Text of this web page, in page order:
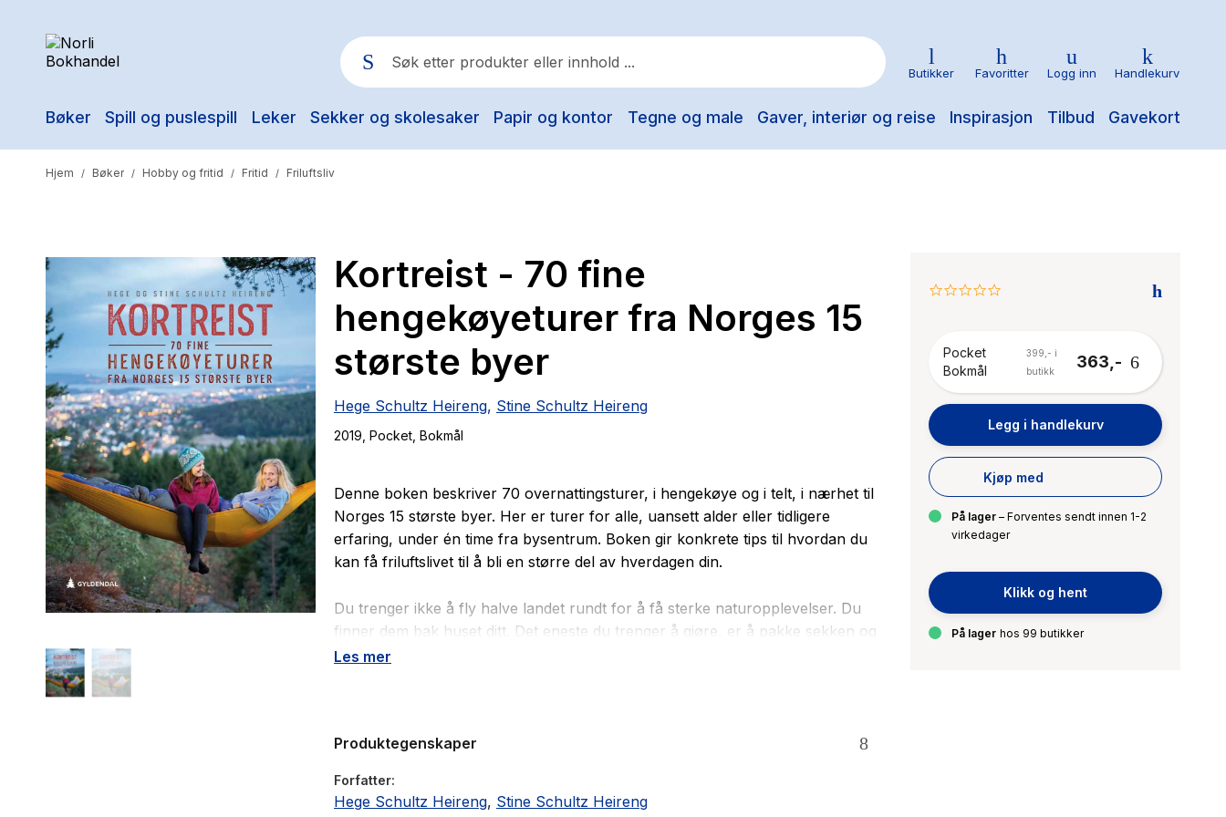
Bøker Spill og puslespill Leker Sekker og skolesaker Papir og kontor Tegne og male Gaver, interiør og reise Inspirasjon Tilbud Gavekort
Populære søk
Yesteryear
Hitster
Hypopressiv trening
The Housemaid
Butikker Favoritter Logg inn Handlekurv
Hjem / Bøker / Hobby og fritid / Fritid / Friluftsliv
Kortreist - 70 fine
hengekøyeturer fra Norges 15
største byer
Hege Schultz Heireng, Stine Schultz Heireng
2019 , Pocket , Bokmål
0.0
Pocket
Bokmål
363,-
399,- i
butikk
Legg i handlekurv
Kjøp med
På lager – Forventes sendt innen 1-2
virkedager
Klikk og hent
På lager hos 99 butikker
Denne boken beskriver 70 overnattingsturer, i hengekøye og i telt, i nærhet til
Norges 15 største byer. Her er turer for alle, uansett alder eller tidligere
erfaring, under én time fra bysentrum. Boken gir konkrete tips til hvordan du
kan få friluftslivet til å bli en større del av hverdagen din.
Du trenger ikke å fly halve landet rundt for å få sterke naturopplevelser. Du
finner dem bak huset ditt. Det eneste du trenger å gjøre, er å pakke sekken og
velge bort sofaen til fordel for en natt i naturen. Hva venter du på?
Stavanger, Sandnes, Trondheim, Tønsberg og Ålesund
Les mer
Produktegenskaper
Forfatter
Hege Schultz Heireng, Stine Schultz Heireng